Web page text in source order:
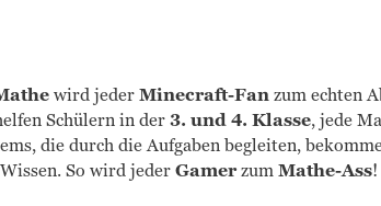
wird jederMinecraft-Fanzum echten
Schülern in der3. und 4. Klasse, jede
die durch die Aufgaben begleiten,
So wird jederGamerzumMathe-Ass!